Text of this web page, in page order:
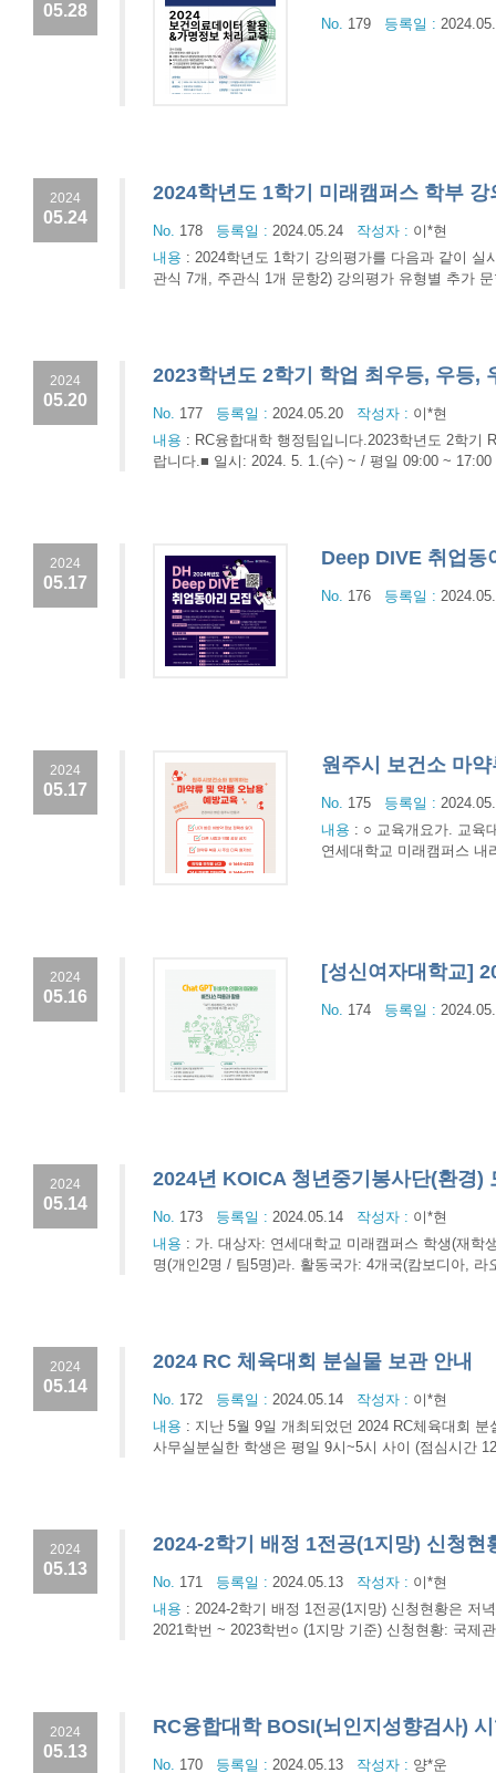
05.28
No. 179 등록일 :
2024
05.24
2024학년도 1학기 미래캠퍼스 학부
No. 178 등록일 : 2024.05.24 작성자 : 이*현
내용 : 2024학년도 1학기 강의평가를 다음과 같이
관식 7개, 주관식 1개 문항2) 강의평가 유형별 추가
2024
05.20
2023학년도 2학기 학업 최우등, 우등,
No. 177 등록일 : 2024.05.20 작성자 : 이*현
내용 : RC융합대학 행정팀입니다.2023학년도 2학기
랍니다.■ 일시: 2024. 5. 1.(수) ~ / 평일 09:00 ~
2024
05.17
Deep DIVE 취업동
No. 176 등록일 :
2024
05.17
원주시 보건소 마
No. 175 등록일 :
내용 : ○ 교육개요가. 교육
연세대학교 미래캠퍼스
2024
05.16
[성신여자대학교]
No. 174 등록일 :
2024
05.14
2024년 KOICA 청년중기봉사단(환경)
No. 173 등록일 : 2024.05.14 작성자 : 이*현
내용 : 가. 대상자: 연세대학교 미래캠퍼스 학생(재학
명(개인2명 / 팀5명)라. 활동국가: 4개국(캄보디아,
2024
05.14
2024 RC 체육대회 분실물 보관 안내
No. 172 등록일 : 2024.05.14 작성자 : 이*현
내용 : 지난 5월 9일 개최되었던 2024 RC체육대회
사무실분실한 학생은 평일 9시~5시 사이 (점심시간
2024
05.13
2024-2학기 배정 1전공(1지망) 신청현
No. 171 등록일 : 2024.05.13 작성자 : 이*현
내용 : 2024-2학기 배정 1전공(1지망) 신청현황은 저
2021학번 ~ 2023학번○ (1지망 기준) 신청현황: 국제
2024
05.13
RC융합대학 BOSI(뇌인지성향검사)
No. 170 등록일 : 2024.05.13 작성자 : 양*운